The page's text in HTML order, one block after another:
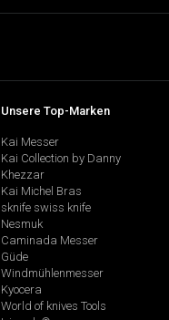
Unsere Top-Marken
Kai Messer
Kai Collection by Danny
Khezzar
Kai Michel Bras
sknife swiss knife
Nesmuk
Caminada Messer
Güde
Windmühlenmesser
Kyocera
World of knives Tools